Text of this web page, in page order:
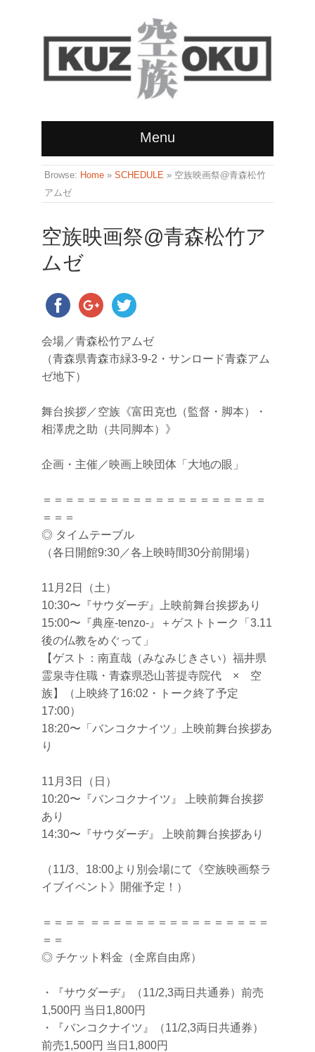
Menu
Browse: Home » SCHEDULE » 空族映画祭@青森松竹
アムゼ
空族映画祭@青森松竹ア
ムゼ
会場／青森松竹アムゼ
（青森県青森市緑3-9-2・サンロード青森アム
ゼ地下）
舞台挨拶／空族《富田克也（監督・脚本）・
相澤虎之助（共同脚本）》
企画・主催／映画上映団体「大地の眼」
＝＝＝＝＝＝＝＝＝＝＝＝＝＝＝＝＝＝＝＝
＝＝＝
◎ タイムテーブル
（各日開館9:30／各上映時間30分前開場）
11月2日（土）
10:30〜『サウダーヂ』上映前舞台挨拶あり
15:00〜『典座-tenzo-』＋ゲストトーク「3.11
後の仏教をめぐって」
【ゲスト：南直哉（みなみじきさい）福井県
霊泉寺住職・青森県恐山菩提寺院代 × 空
族】（上映終了16:02・トーク終了予定
17:00）
18:20〜「バンコクナイツ」上映前舞台挨拶あ
り
11月3日（日）
10:20〜『バンコクナイツ』 上映前舞台挨拶
あり
14:30〜『サウダーヂ』 上映前舞台挨拶あり
（11/3、18:00より別会場にて《空族映画祭ラ
イブイベント》開催予定！）
＝＝＝＝ ＝＝＝＝＝＝＝＝＝＝＝＝＝＝＝＝
＝＝
◎ チケット料金（全席自由席）
・『サウダーヂ』（11/2,3両日共通券）前売
1,500円 当日1,800円
・『バンコクナイツ』（11/2,3両日共通券）
前売1,500円 当日1,800円